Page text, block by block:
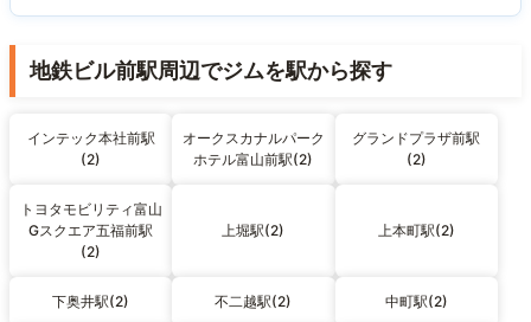
地鉄ビル前駅周辺でジムを駅から探す
インテック本社前駅
(2)
オークスカナルパーク
ホテル富山前駅(2)
グランドプラザ前駅
(2)
トヨタモビリティ富山
Gスクエア五福前駅
(2)
上堀駅(2) 上本町駅(2)
下奥井駅(2) 不二越駅(2) 中町駅(2)